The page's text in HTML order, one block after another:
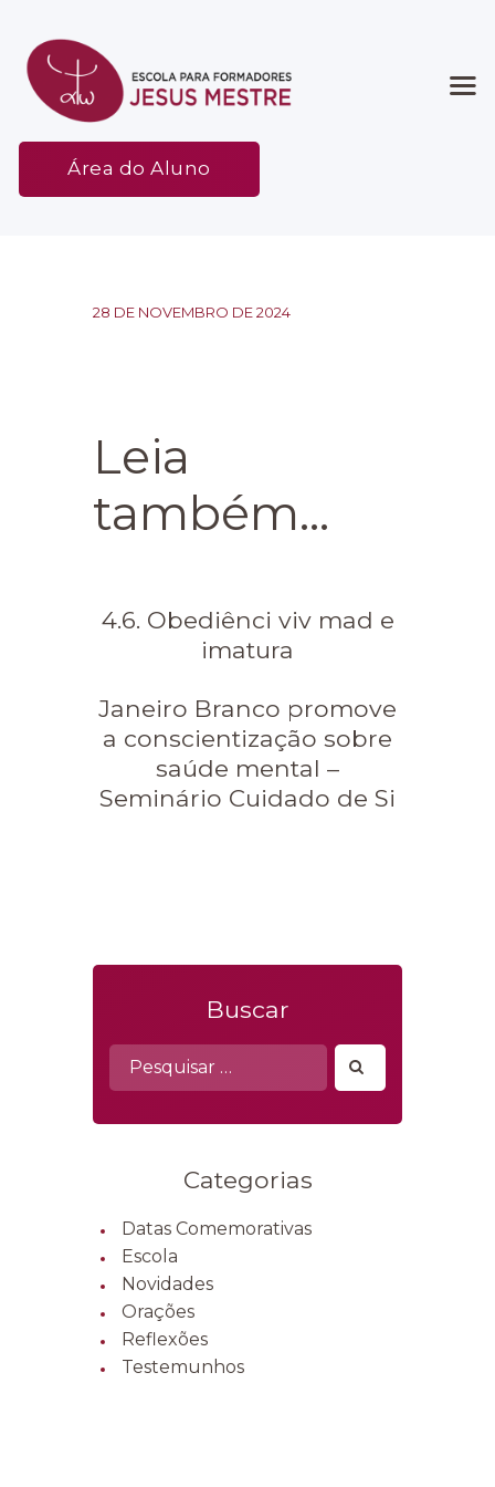
Área do Aluno
Início
Associação
28 DE NOVEMBRO DE 2024
Leia
também...
4.6. Obediênci viv mad e
imatura
Janeiro Branco promove
a conscientização sobre
saúde mental –
Seminário Cuidado de Si
Buscar
Pesquisar
por:
Categorias
Datas Comemorativas
Escola
Novidades
Orações
Reflexões
Testemunhos